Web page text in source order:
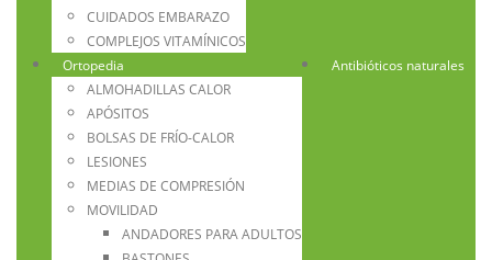
CUIDADOS EMBARAZO
COMPLEJOS VITAMÍNICOS
Ortopedia
ALMOHADILLAS CALOR
APÓSITOS
BOLSAS DE FRÍO-CALOR
LESIONES
MEDIAS DE COMPRESIÓN
MOVILIDAD
ANDADORES PARA ADULTOS
Antibióticos naturales